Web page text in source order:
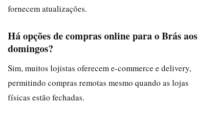
fornecem atualizações.
Há opções de compras online para o Brás aos
domingos?
Sim, muitos lojistas oferecem e-commerce e delivery,
permitindo compras remotas mesmo quando as lojas
físicas estão fechadas.